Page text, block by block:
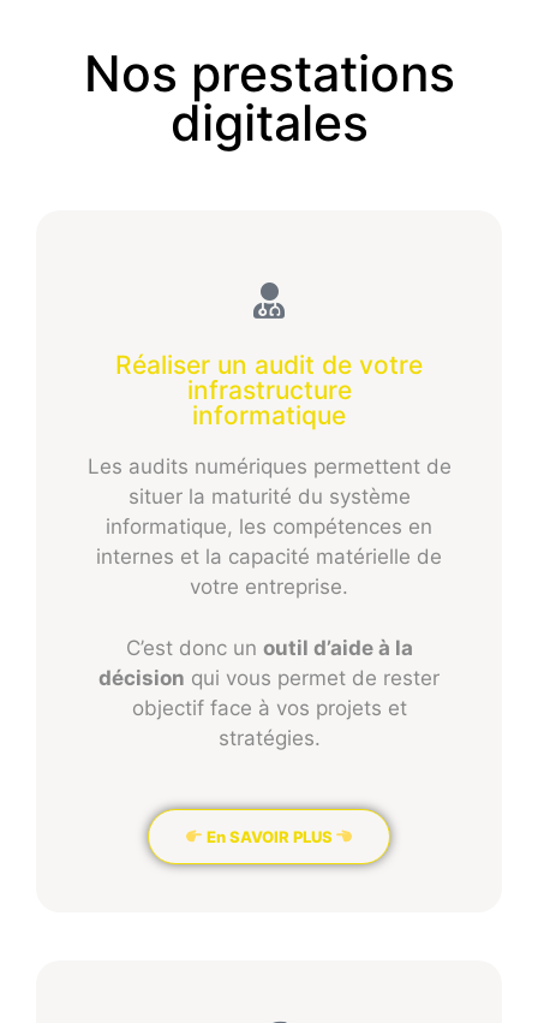
Nos prestations
digitales
Réaliser un audit de votre
infrastructure
informatique
Les audits numériques permettent de
situer la maturité du système
informatique, les compétences en
internes et la capacité matérielle de
votre entreprise.
C’est donc un outil d’aide à la
décision qui vous permet de rester
objectif face à vos projets et
stratégies.
En SAVOIR PLUS